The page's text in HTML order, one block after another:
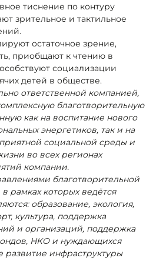
тиснение по контуру
зрительное и тактильное
остаточное зрение,
приобщают к чтению в
социализации
детей в обществе.
ответственной компанией,
благотворительную
как на воспитание нового
энергетиков, так и на
социальной среды и
во всех регионах
компании.
благотворительной
рамках которых ведётся
образование, экология,
культура, поддержка
и организаций, поддержка
НКО и нуждающихся
развитие инфраструктуры